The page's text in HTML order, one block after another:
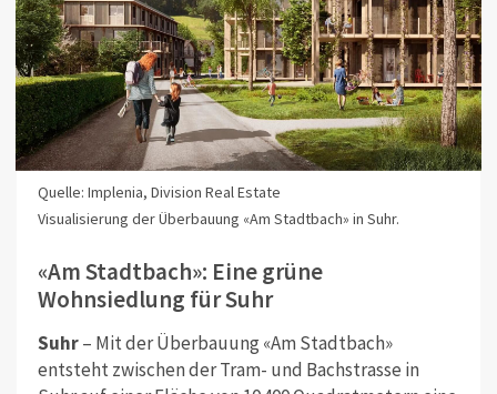
Quelle: Implenia, Division Real Estate
Visualisierung der Überbauung «Am Stadtbach» in Suhr.
«Am Stadtbach»: Eine grüne
Wohnsiedlung für Suhr
Suhr– Mit der Überbauung «Am Stadtbach»
entsteht zwischen der Tram- und Bachstrasse in